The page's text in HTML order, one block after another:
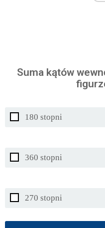
Suma kątów
180 stopni
360 stopni
270 stopni